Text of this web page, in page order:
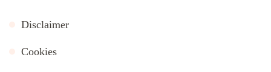
Disclaimer
Cookies